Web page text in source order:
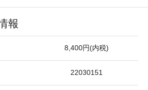
報
8,400円(内税)
22030151